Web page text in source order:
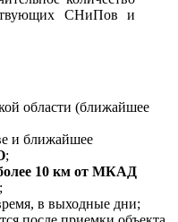
СНиПов и
области (ближайшее
и ближайшее
;
10 км от МКАД
в выходные дни;